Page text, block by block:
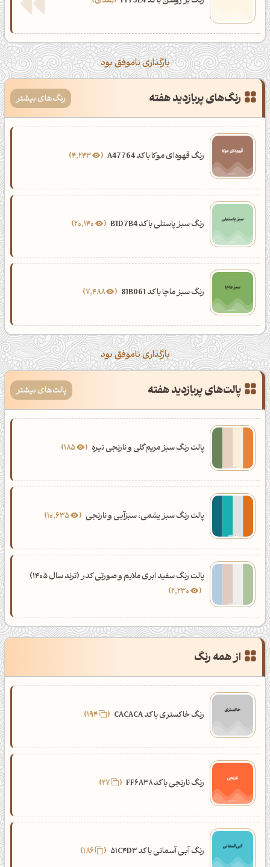
بارگذاری ناموفق بود
رنگ‌های پربازدید هفته رنگ‌های بیشتر
رنگ قهوه‌ای موکا با کد A47764 4,243
رنگ سبز پاستلی با کد B1D7B4
رنگ سبز ماچا با کد 81B061 7,488
بارگذاری ناموفق بود
پالت‌های پربازدید هفته پالت‌های بیشتر
پالت رنگ سبز مریم‌گلی و نارنجی تیره 185
پالت رنگ سبز یشمی، سبزآبی و نارنجی 10,635
پالت رنگ سفید ابری ملایم و صورتی کدر (ترند سال 1405)
از همه رنگ
رنگ خاکستری با کد CACACA 194
رنگ نارنجی با کد FF6A38 27
رنگ آبی آسمانی با کد 51C4D3